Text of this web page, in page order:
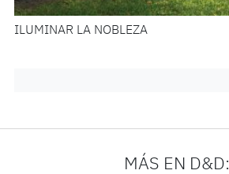
ILUMINAR LA NOBLEZA
MÁS EN D&D: